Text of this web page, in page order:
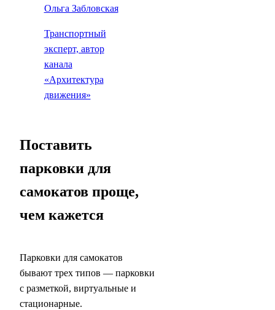
Ольга Забловская
Транспортный
эксперт, автор
канала
«Архитектура
движения»
Поставить
парковки для
самокатов проще,
чем кажется
Парковки для самокатов
бывают трех типов — парковки
с разметкой, виртуальные и
стационарные.